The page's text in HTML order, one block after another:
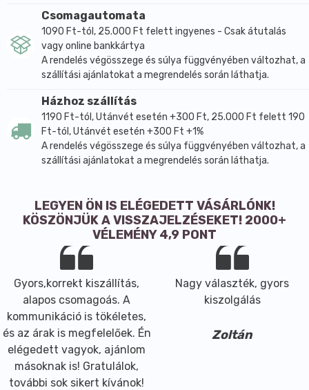
Csomagautomata
1090 Ft-tól, 25.000 Ft felett ingyenes - Csak átutalás
vagy online bankkártya
A rendelés végösszege és súlya függvényében változhat, a
szállítási ajánlatokat a megrendelés során láthatja.
Házhoz szállítás
1190 Ft-tól, Utánvét esetén +300 Ft, 25.000 Ft felett 190
Ft-tól, Utánvét esetén +300 Ft +1%
A rendelés végösszege és súlya függvényében változhat, a
szállítási ajánlatokat a megrendelés során láthatja.
LEGYEN ÖN IS ELÉGEDETT VÁSÁRLÓNK!
KÖSZÖNJÜK A VISSZAJELZÉSEKET! 2000+
VÉLEMÉNY 4,9 PONT
Gyors,korrekt kiszállítás,
alapos csomagoás. A
kommunikáció is tökéletes,
és az árak is megfelelőek. Én
elégedett vagyok, ajánlom
másoknak is! Gratulálok,
további sok sikert kívánok!
Nagy választék, gyors
kiszolgálás
Zoltán